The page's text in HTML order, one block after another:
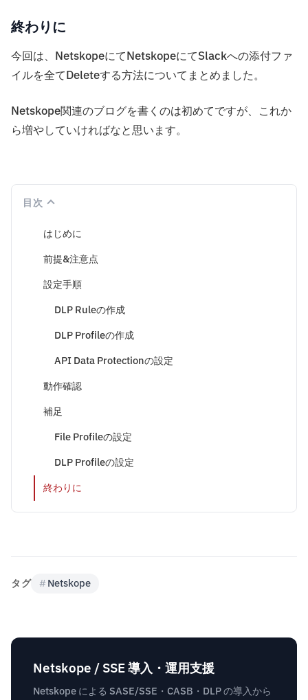
終わりに
今回は、NetskopeにてNetskopeにてSlackへの添付ファ
イルを全てDeleteする方法についてまとめました。
Netskope関連のブログを書くのは初めてですが、これか
ら増やしていければなと思います。
目次
はじめに
前提&注意点
設定手順
DLP Ruleの作成
DLP Profileの作成
API Data Protectionの設定
動作確認
補足
File Profileの設定
DLP Profileの設定
終わりに
タグ #Netskope
Netskope / SSE 導入・運用支援
Netskope による SASE/SSE・CASB・DLP の導入から